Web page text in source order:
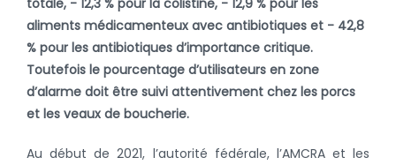
aliments médicamenteux avec antibiotiques et - 42,8
% pour les antibiotiques d’importance critique.
Toutefois le pourcentage d’utilisateurs en zone
d’alarme doit être suivi attentivement chez les porcs
et les veaux de boucherie.
Au début de 2021, l’autorité fédérale, l’AMCRA et les